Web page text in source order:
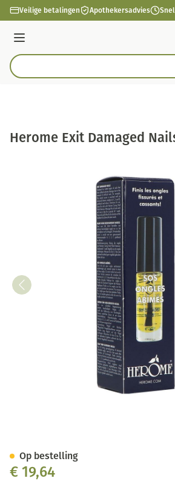
Ga naar de inhoud
Veilige betalingen Apothekersadvies
Menu
Product, merk, categorie...
Herome Exit Damaged
€ 19,64
Op bestelling